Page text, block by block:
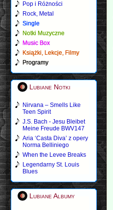
Pop i Różności
Rock, Metal
Single
Notki Muzyczne
Music Box
Książki, Lekcje, Filmy
Programy
Lubiane Notki
Nirvana – Smells Like
Teen Spirit
J.S. Bach - Jesu Bleibet
Meine Freude BWV147
Aria ‘Casta Diva’ z opery
Norma Belliniego
When the Levee Breaks
Legendarny St. Louis
Blues
Lubiane Albumy